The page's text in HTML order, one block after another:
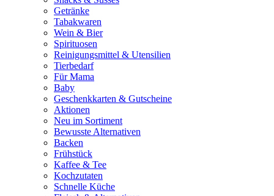
Getränke
Tabakwaren
Wein & Bier
Spirituosen
Reinigungsmittel & Utensilien
Tierbedarf
Für Mama
Baby
Geschenkkarten & Gutscheine
Aktionen
Neu im Sortiment
Bewusste Alternativen
Backen
Frühstück
Kaffee & Tee
Kochzutaten
Schnelle Küche